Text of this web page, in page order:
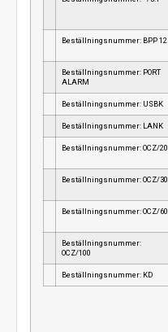
Beställningsnummer: BPP 12
Beställningsnummer: PORT
ALARM
Beställningsnummer: USBK
Beställningsnummer: LANK
Beställningsnummer: OCZ/20
Beställningsnummer: OCZ/30
Beställningsnummer: OCZ/60
Beställningsnummer:
OCZ/100
Beställningsnummer: KD